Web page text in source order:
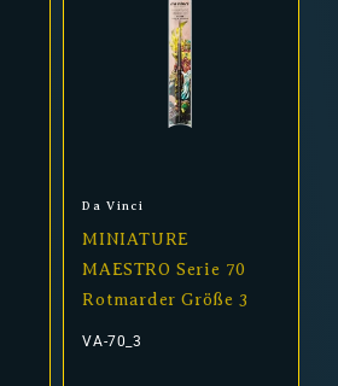
Anbieter:
Da Vinci
MINIATURE
MAESTRO Serie 70
Rotmarder Größe 3
VA-70_3